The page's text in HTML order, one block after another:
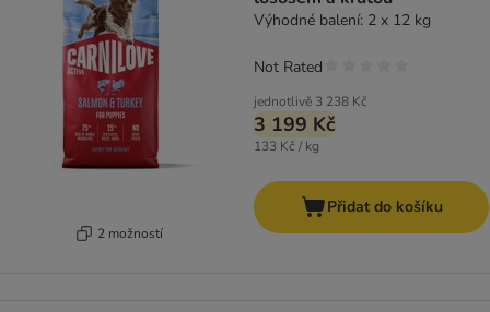
2 možností
Výhodné balení: 2 x 12 kg
jednotlivě 3 238 Kč
3 199 Kč
133 Kč / kg
Not Rated
Přidat do košíku